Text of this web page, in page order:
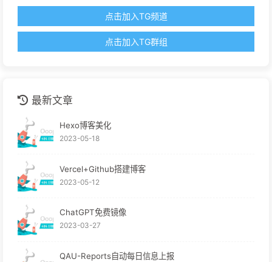
点击加入TG频道
点击加入TG群组
最新文章
Hexo博客美化
2023-05-18
Vercel+Github搭建博客
2023-05-12
ChatGPT免费镜像
2023-03-27
QAU-Reports自动每日信息上报